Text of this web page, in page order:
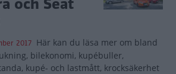
2017 Här kan du läsa mer om bland
bilekonomi, kupébuller,
kupé- och lastmått, krocksäkerhet